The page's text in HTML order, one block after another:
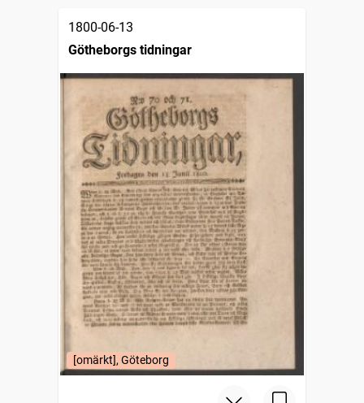
1800-06-13
Götheborgs tidningar
[omärkt], Göteborg